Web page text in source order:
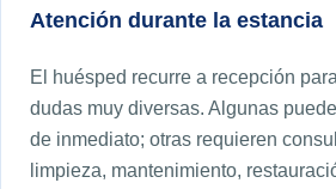
Atención durante la estancia
El huésped recurre a recepción
dudas muy diversas. Algunas
de inmediato; otras requieren
limpieza, mantenimiento,